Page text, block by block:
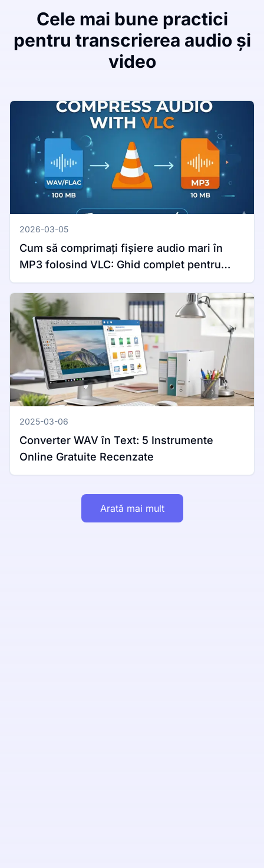
Cele mai bune practici
pentru transcrierea audio și
video
2026-03-05
Cum să comprimați fișiere audio mari în
MP3 folosind VLC: Ghid complet pentru
Windows și Mac
2025-03-06
Converter WAV în Text: 5 Instrumente
Online Gratuite Recenzate
Arată mai mult